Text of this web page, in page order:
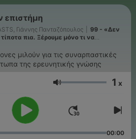
επιστήμη
Γιάννης Πανταζόπουλος
99 - «Δεν
πια. Ξέρουμε μόνο τι να
μιλούν για τις συναρπαστικές
της ερευνητικής γνώσης
ระดับเสียง 1 x
00:00